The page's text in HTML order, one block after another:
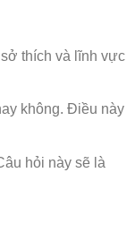
thích và lĩnh vực
không. Điều này
hỏi này sẽ là